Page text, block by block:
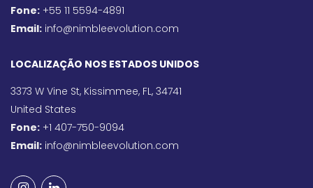
Fone: +55 11 5594-4891
Email: info@nimbleevolution.com
LOCALIZAÇÃO NOS ESTADOS UNIDOS
3373 W Vine St, Kissimmee, FL, 34741
United States
Fone: +1 407-750-9094
Email: info@nimbleevolution.com